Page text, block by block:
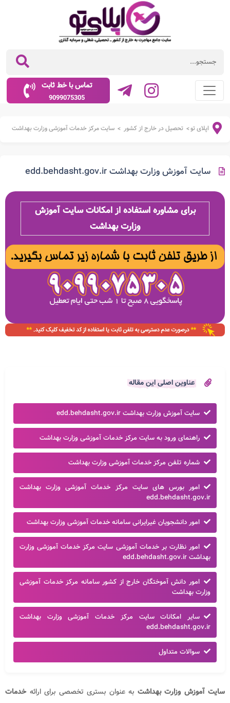
تماس با خط ثابت
9099075305
اپلای تو> تحصیل در خارج از کشور > سایت مرکز خدمات آموزشی وزارت بهداشت
سایت آموزش وزارت بهداشت edd.behdasht.gov.ir
برای مشاوره استفاده از امکانات سایت آموزش
وزارت بهداشت
عناوین اصلی این مقاله
سایت آموزش وزارت بهداشت edd.behdasht.gov.ir
راهنمای ورود به سایت مرکز خدمات آموزشی وزارت بهداشت
شماره تلفن مرکز خدمات آموزشی وزارت بهداشت
امور بورس های سایت مرکز خدمات آموزشی وزارت بهداشت
edd.behdasht.gov.ir
امور دانشجویان غیرایرانی سامانه خدمات آموزشی وزارت بهداشت
امور نظارت بر خدمات آموزشی سایت مرکز خدمات آموزشی وزارت
بهداشت edd.behdasht.gov.ir
امور دانش آموختگان خارج از کشور سامانه مرکز خدمات آموزشی
وزارت بهداشت
سایر امکانات سایت مرکز خدمات آموزشی وزارت بهداشت
edd.behdasht.gov.ir
سوالات متداول
سایت آموزش وزارت بهداشت به عنوان بستری تخصصی برای ارائهخدمات